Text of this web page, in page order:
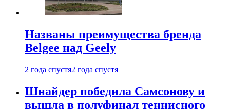
Названы преимущества бренда
Belgee над Geely
2 года спустя2 года спустя
Шнайдер победила Самсонову и
вышла в полуфинал теннисного